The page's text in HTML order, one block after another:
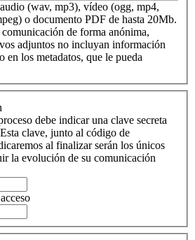
(wav, mp3), vídeo (ogg, mp4,
o documento PDF de hasta 20Mb.
de forma anónima,
adjuntos no incluyan información
en los metadatos, que le pueda
debe indicar una clave secreta
clave, junto al código de
al finalizar serán los únicos
la evolución de su comunicación